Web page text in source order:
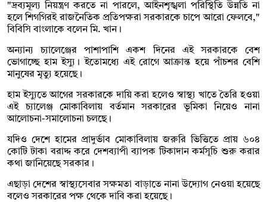
"দ্রব্যমূল্য নিয়ন্ত্রণ করতে না পারলে, আইনশৃঙ্খলা পরিস্থিতি উন্নতি না
হলে শিগগিরই রাজনৈতিক প্রতিপক্ষরা সরকারকে চাপে আরো ফেলবে,"
বিবিসি বাংলাকে বলেন মি. খান।
অন্যান্য চ্যালেঞ্জের পাশাপাশি একশ দিনের এই সরকারকে বেশ
ভোগাচ্ছে হাম ইস্যু। ইতোমধ্যে এই রোগে আক্রান্ত হয়ে পাঁচশর বেশি
মানুষের মৃত্যু হয়েছে।
হাম ইস্যুতে আগের সরকারকে দায়ি করা হলেও স্বাস্থ্য খাতে তৈরি হওয়া
এই চ্যালেঞ্জ মোকাবিলায় বর্তমান সরকারের ভূমিকা নিয়েও নানা
আলোচনা-সমালোচনা চলছে।
যদিও দেশে হামের প্রাদুর্ভাব মোকাবিলায় জরুরি ভিত্তিতে প্রায় ৬০৪
কোটি টাকা বরাদ্দ করে দেশব্যাপী ব্যাপক টিকাদান কর্মসূচি শুরু করার
কথা জানিয়েছে সরকার।
এছাড়া দেশের স্বাস্থ্যসেবার সক্ষমতা বাড়াতে নানা উদ্যোগ নেওয়া হয়েছে
বলেও সরকারের পক্ষ থেকে দাবি করা হয়েছে।